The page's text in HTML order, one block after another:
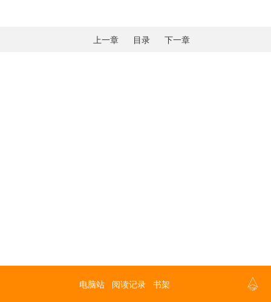
上一章 目录 下一章
电脑站 阅读记录 书架 